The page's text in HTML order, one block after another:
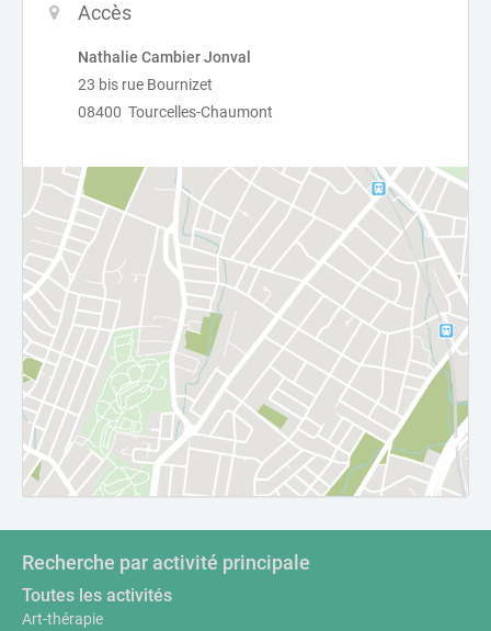
Accès
Nathalie Cambier Jonval
23 bis rue Bournizet
08400 Tourcelles-Chaumont
Recherche par activité principale
Toutes les activités
Art-thérapie